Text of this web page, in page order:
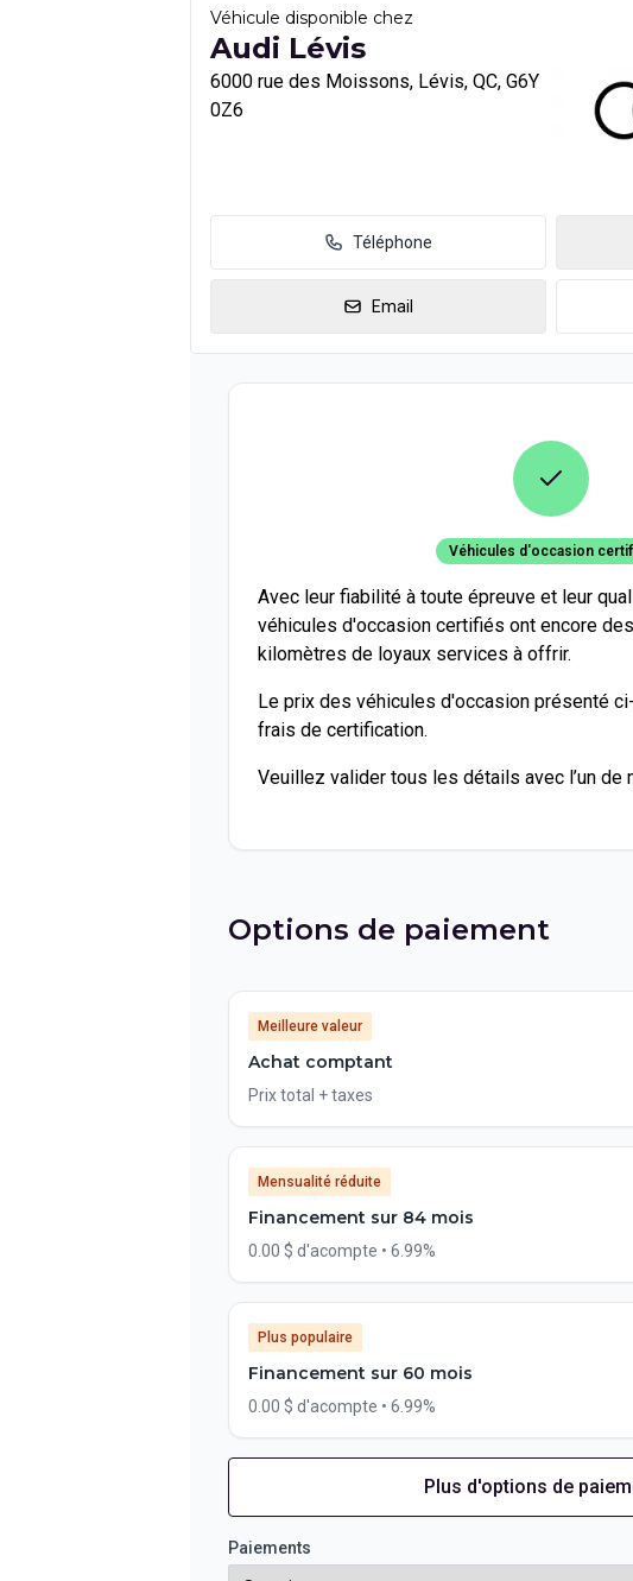
Véhicule disponible chez
Audi Lévis
6000 rue des Moissons, Lévis, QC, G6Y
0Z6
Téléphone
Email
Véhicules d'occasion
Avec leur fiabilité à toute épreuve et leur
véhicules d'occasion certifiés ont encore
kilomètres de loyaux services à offrir.
Le prix des véhicules d'occasion présenté
frais de certification.
Veuillez valider tous les détails avec l’un de
Options de paiement
Meilleure valeur
Achat comptant
Prix total + taxes
Mensualité réduite
Financement sur 84 mois
0.00 $ d'acompte • 6.99%
Plus populaire
Financement sur 60 mois
0.00 $ d'acompte • 6.99%
Financement sur 72 mois
0.00 $ d'acompte • 6.99%
Plus d'options de
Paiements